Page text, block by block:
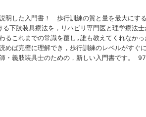
明した入門書！ 歩行訓練の質と量を最大にす
下肢装具療法を，リハビリ専門医と理学療法士
るこれまでの常識を覆し,誰も教えてくれなか
めば完璧に理解でき，歩行訓練のレベルがすぐ
・義肢装具士のための，新しい入門書です。